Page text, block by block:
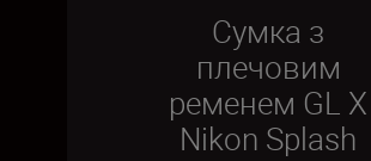
Сумка з
плечовим
ременем GL X
Nikon Splash